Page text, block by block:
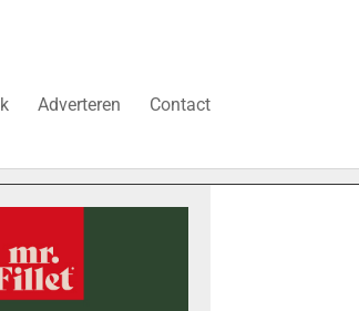
Adverteren Contact